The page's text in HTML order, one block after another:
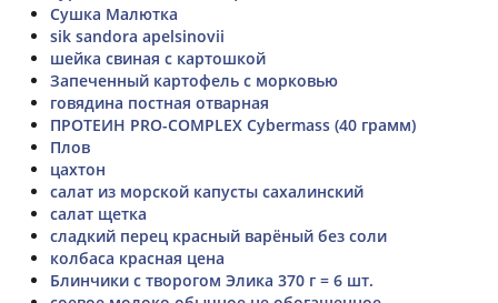
Сушка Малютка
sik sandora apelsinovii
шейка свиная с картошкой
Запеченный картофель с морковью
говядина постная отварная
ПРОТЕИН PRO-COMPLEX Cybermass (40 грамм)
Плов
цахтон
салат из морской капусты сахалинский
салат щетка
сладкий перец красный варёный без соли
колбаса красная цена
Блинчики с творогом Элика 370 г = 6 шт.